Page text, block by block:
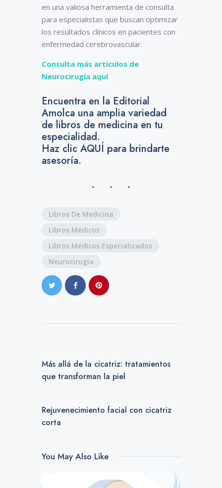
en una valiosa herramienta de consulta
para especialistas que buscan optimizar
los resultados clínicos en pacientes con
enfermedad cerebrovascular.
Consulta más artículos de
Neurocirugía aquí
Encuentra en la Editorial
Amolca una amplia variedad
de libros de medicina en tu
especialidad.
Haz clic AQUÍ para brindarte
asesoría.
Libros De Medicina
Libros Médicos
Libros Médicos Especializados
Neurocirugía
Más allá de la cicatriz: tratamientos
que transforman la piel
Rejuvenecimiento facial con cicatriz
corta
You May Also Like